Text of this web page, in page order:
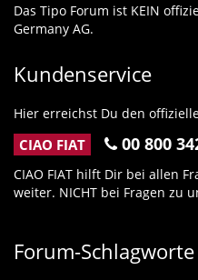
Das Tipo Forum ist KEIN
Germany AG.
Kundenservice
Hier erreichst Du den
CIAO FIAT 00 800
CIAO FIAT hilft Dir bei allen
weiter. NICHT bei Fragen zu
Forum-Schlagworte